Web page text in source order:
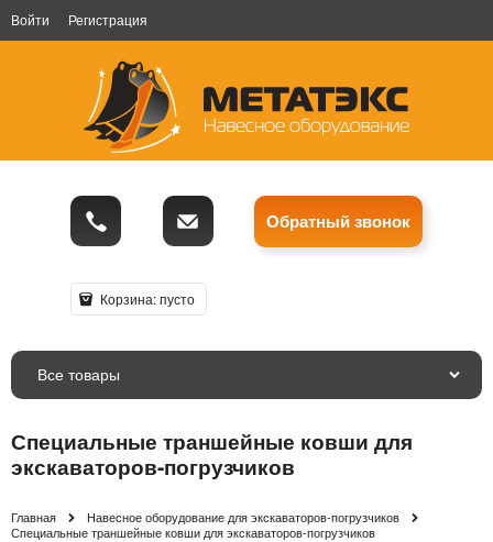
Войти Регистрация
Обратный звонок
Корзина:пусто
Все товары
Специальные траншейные ковши для
экскаваторов-погрузчиков
Главная
Навесное оборудование для экскаваторов-погрузчиков
Специальные траншейные ковши для экскаваторов-погрузчиков